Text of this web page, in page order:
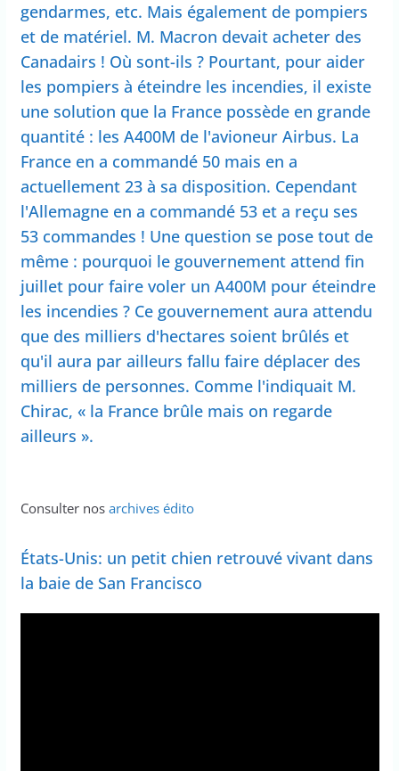
gendarmes, etc. Mais également de pompiers
et de matériel. M. Macron devait acheter des
Canadairs ! Où sont-ils ? Pourtant, pour aider
les pompiers à éteindre les incendies, il existe
une solution que la France possède en grande
quantité : les A400M de l'avioneur Airbus. La
France en a commandé 50 mais en a
actuellement 23 à sa disposition. Cependant
l'Allemagne en a commandé 53 et a reçu ses
53 commandes ! Une question se pose tout de
même : pourquoi le gouvernement attend fin
juillet pour faire voler un A400M pour éteindre
les incendies ? Ce gouvernement aura attendu
que des milliers d'hectares soient brûlés et
qu'il aura par ailleurs fallu faire déplacer des
milliers de personnes. Comme l'indiquait M.
Chirac, « la France brûle mais on regarde
ailleurs ».
Consulter nos archives édito
États-Unis: un petit chien retrouvé vivant dans
la baie de San Francisco